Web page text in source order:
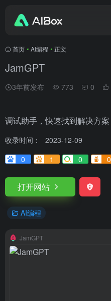
首页 • AI编程 • 正文
JamGPT
3年前发布 773 0
调试助手，快速找到解决方案
收录时间：
2023-12-09
0
1 0 0
打开网站
AI编程
JamGPT